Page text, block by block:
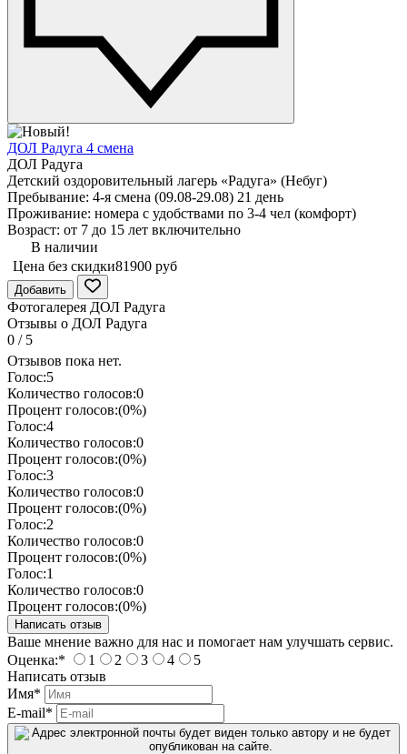
ДОЛ Радуга 4 смена
ДОЛ Радуга
Детский оздоровительный лагерь «Радуга» (Небуг)
Пребывание: 4-я смена (09.08-29.08) 21 день
Проживание: номера с удобствами по 3-4 чел (комфорт)
Возраст: от 7 до 15 лет включительно
В наличии
Цена без скидки81900 руб
Добавить
Фотогалерея ДОЛ Радуга
Отзывы о ДОЛ Радуга
0 / 5
Отзывов пока нет.
Голос:5
Количество голосов:0
Процент голосов:(0%)
Голос:4
Количество голосов:0
Процент голосов:(0%)
Голос:3
Количество голосов:0
Процент голосов:(0%)
Голос:2
Количество голосов:0
Процент голосов:(0%)
Голос:1
Количество голосов:0
Процент голосов:(0%)
Ваше мнение важно для нас и помогает нам улучшать сервис.
Оценка:* 1 2 3 4
5
Написать отзыв
Имя*
E-mail*